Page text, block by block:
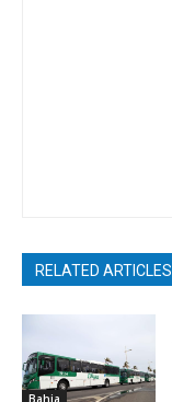
RELATED ARTICLES
Bahia